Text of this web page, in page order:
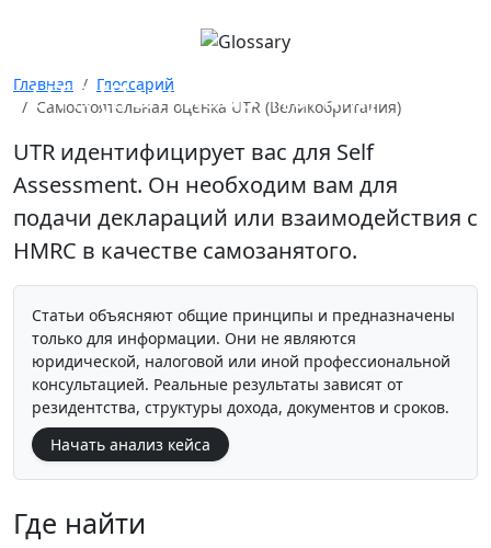
Самостоятельная оценка
UTR (Великобритания)
Главная
Глоссарий
Самостоятельная оценка UTR (Великобритания)
UTR идентифицирует вас для Self
Assessment. Он необходим вам для
подачи деклараций или взаимодействия с
HMRC в качестве самозанятого.
Статьи объясняют общие принципы и предназначены
только для информации. Они не являются
юридической, налоговой или иной профессиональной
консультацией. Реальные результаты зависят от
резидентства, структуры дохода, документов и сроков.
Начать анализ кейса
Где найти